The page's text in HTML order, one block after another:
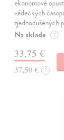
ekonomové
vědeckých
zjednodušených
Na sklade ?
33,75 €
37,50 € ?